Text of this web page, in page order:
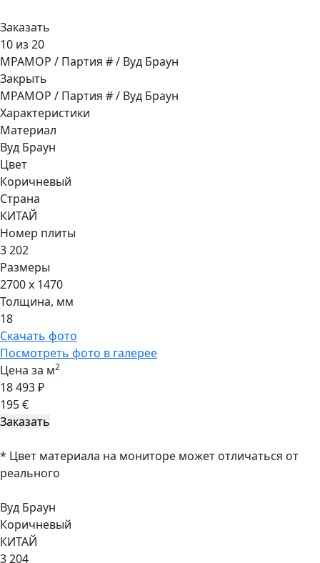
Заказать
10 из 20
МРАМОР / Партия # / Вуд Браун
Закрыть
МРАМОР / Партия # / Вуд Браун
Характеристики
Материал
Вуд Браун
Цвет
Коричневый
Страна
КИТАЙ
Номер плиты
3 202
Размеры
2700 x 1470
Толщина, мм
18
Скачать фото
Посмотреть фото в галерее
Цена за м2
18 493 ₽
195 €
* Цвет материала на мониторе может отличаться от
реального
Вуд Браун
Коричневый
КИТАЙ
3 204